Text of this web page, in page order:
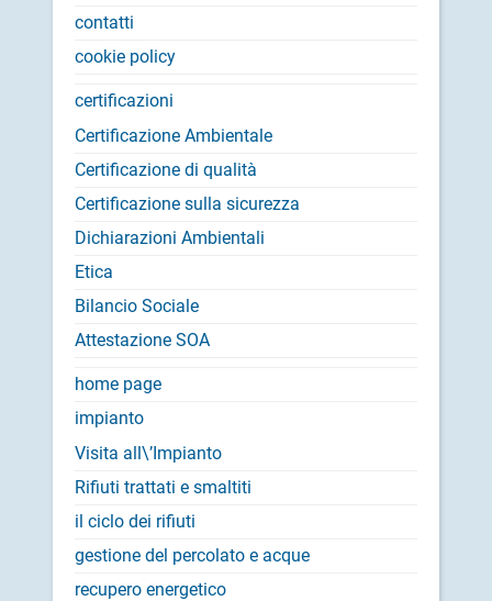
contatti
cookie policy
certificazioni
Certificazione Ambientale
Certificazione di qualità
Certificazione sulla sicurezza
Dichiarazioni Ambientali
Etica
Bilancio Sociale
Attestazione SOA
home page
impianto
Visita all\’Impianto
Rifiuti trattati e smaltiti
il ciclo dei rifiuti
gestione del percolato e acque
recupero energetico